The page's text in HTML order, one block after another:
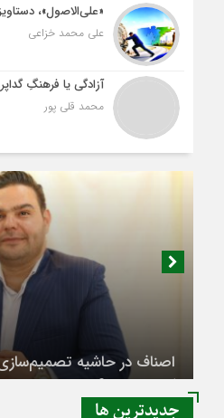
«علی‌الاصول»،
علی محمد خزاعی
آزادگی یا فرهنگِ
محمد قلی پور
اصناف در حاشیه
کجا می‌رسد؟
جديدترين ها